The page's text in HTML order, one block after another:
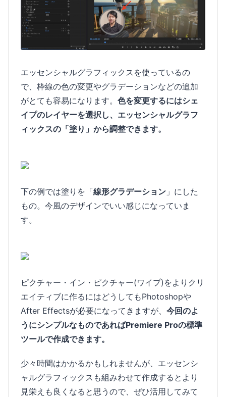
エッセンシャルグラフィックスを使っているの
で、枠線の色の変更やグラデーションなどの追加
がとても容易になります。 色を変更するにはシェ
イプのレイヤーを選択し、エッセンシャルグラフ
ィックスの「塗り」から調整できます。
下の例では塗りを「線形グラデーション 」にした
もの。今風のデザインでいい感じになっていま
す。
ピクチャー・イン・ピクチャー(ワイプ)をよりクリ
エイティブに作るにはどうしてもPhotoshopや
After Effectsが必要になってきますが、 今回のよ
うにシンプルなものであればPremiere Proの標準
ツールで作成できます。
少々時間はかかるかもしれませんが、エッセンシ
ャルグラフィックスも組みわせて作成するとより
見栄えも良くなると思うので、ぜひ活用してみて